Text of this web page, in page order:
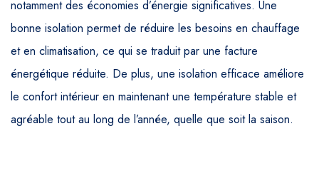
notamment des économies d’énergie significatives. Une
bonne isolation permet de réduire les besoins en chauffage
et en climatisation, ce qui se traduit par une facture
énergétique réduite. De plus, une isolation efficace améliore
le confort intérieur en maintenant une température stable et
agréable tout au long de l’année, quelle que soit la saison.